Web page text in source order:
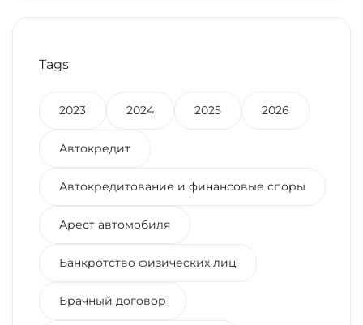
Tags
2023 2024 2025 2026
Автокредит
Автокредитование и финансовые споры
Арест автомобиля
Банкротство физических лиц
Брачный договор